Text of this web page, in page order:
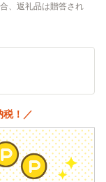
、返礼品は贈答され
税！／